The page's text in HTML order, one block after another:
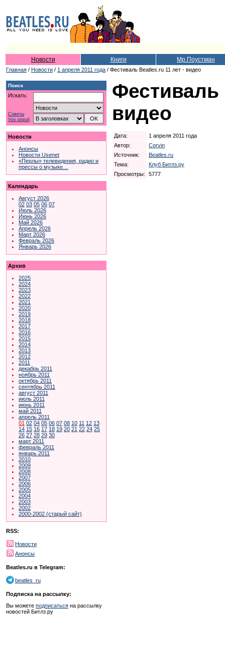
Новости Книги Мр.Поустман
Главная / Новости / 1 апреля 2011 года / Фестиваль Beatles.ru 11 лет - видео
Поиск
Искать:
Советы
Vox populi
Новости
Анонсы
Новости Usenet
«Перлы» телевидения, радио и
прессы о музыке…
Календарь
Август 2026
02 03 05 06 07
Июль 2026
Июнь 2026
Май 2026
Апрель 2026
Март 2026
Февраль 2026
Январь 2026
Архив
2025
2024
2023
2022
2021
2020
2019
2018
2017
2016
2015
2014
2013
2012
2011
декабрь 2011
ноябрь 2011
октябрь 2011
сентябрь 2011
август 2011
июль 2011
июнь 2011
май 2011
апрель 2011
01 02 04 05 06 07 08 10 11 12 13
14 15 16 17 18 19 20 21 22 24 25
26 27 28 29 30
март 2011
февраль 2011
январь 2011
2010
2009
2008
2007
2006
2005
2004
2003
2002
2000-2002 (старый сайт)
RSS:
Новости
Анонсы
Beatles.ru в Telegram:
beatles_ru
Подписка на рассылку:
Вы можете подписаться на рассылку
новостей Битлз.ру
Фестиваль
видео
Дата:
1 апреля 2011 года
Автор:
Corvin
Источник:
Beatles.ru
Тема:
Клуб Битлз.ру
Просмотры:
5777